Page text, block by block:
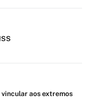
vincular aos extremos